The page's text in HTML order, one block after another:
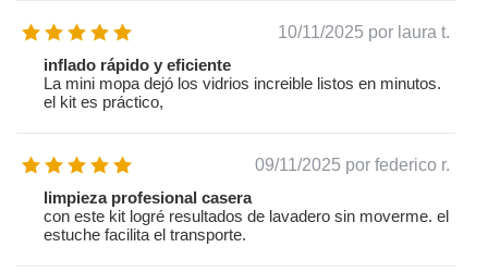
10/11/2025 por laura t.
inflado rápido y eficiente
La mini mopa dejó los vidrios increible listos en minutos.
el kit es práctico,
09/11/2025 por federico r.
limpieza profesional casera
con este kit logré resultados de lavadero sin moverme. el
estuche facilita el transporte.